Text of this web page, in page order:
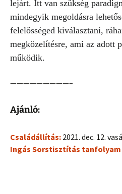
lejárt. Itt van szükség
mindegyik megoldásra
felelősséged kiválasztani,
megközelítésre, ami az adott
működik.
—————————–
Ajánló:
Családállítás: 2021. dec. 12.
Ingás Sorstisztítás tanfolyam